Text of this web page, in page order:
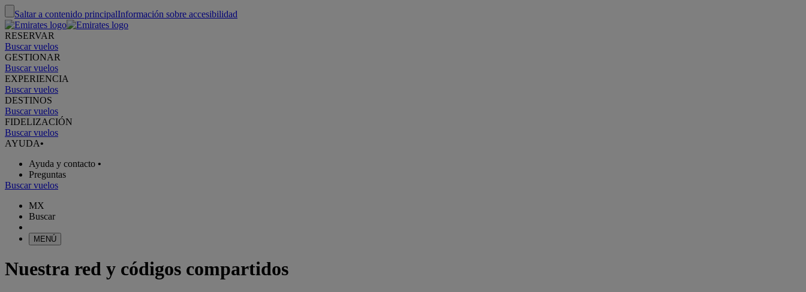
Saltar a contenido principalInformación sobre accesibilidad
RESERVAR
Buscar vuelos
GESTIONAR
Buscar vuelos
EXPERIENCIA
Buscar vuelos
DESTINOS
Buscar vuelos
FIDELIZACIÓN
Buscar vuelos
AYUDA•
Ayuda y contacto •
Preguntas
Buscar vuelos
MX
Buscar
MENÚ
Nuestra red y códigos compartidos